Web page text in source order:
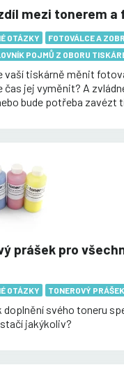
mezi tonerem a
OTÁZKY
FOTOVÁLCE A
POJMŮ Z OBORU
vaší tiskárně měnit
čas jej vyměnit? A
bude potřeba zavézt
prášek pro
OTÁZKY TONEROVÝ PRÁŠEK
doplnění svého toneru
jakýkoliv?